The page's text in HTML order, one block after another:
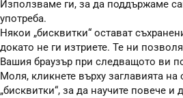
Използваме ги, за да поддържаме
употреба.
Някои „бисквитки“ остават
докато не ги изтриете. Те ни
Вашия браузър при следващото ви
Моля, кликнете върху заглавията на
„бисквитки“, за да научите повече и